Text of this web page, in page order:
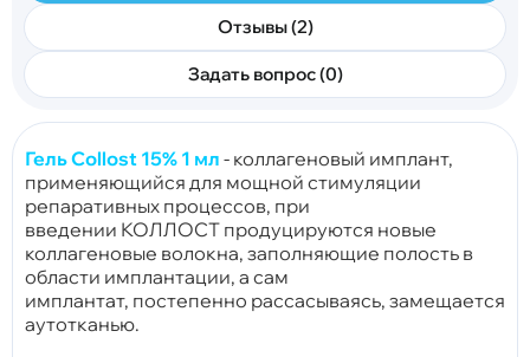
Отзывы (2)
Задать вопрос (0)
Гель Collost 15% 1 мл - коллагеновый имплант,
применяющийся для мощной стимуляции
репаративных процессов, при
введении КОЛЛОСТ продуцируются новые
коллагеновые волокна, заполняющие полость в
области имплантации, а сам
имплантат, постепенно рассасываясь, замещается
аутотканью.